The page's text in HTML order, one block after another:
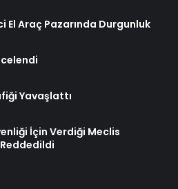
El Araç Pazarında Durgunluk
Yavaşlattı
İçin Verdiği Meclis